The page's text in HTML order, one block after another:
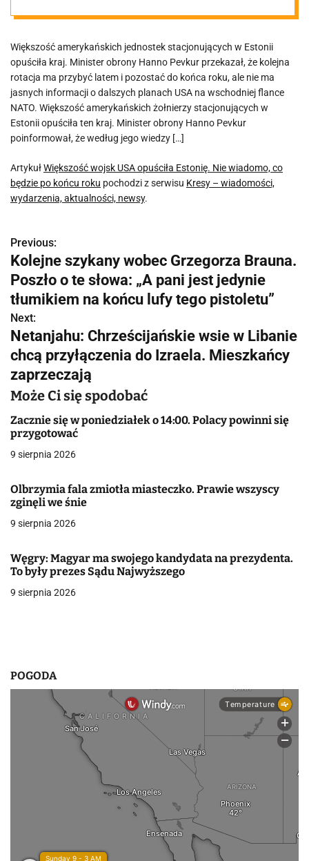
wiadomo, co
będzie po końcu
roku
Większość amerykańskich jednostek stacjonujących w Estonii
opuściła kraj. Minister obrony Hanno Pevkur przekazał, że kolejna
rotacja ma przybyć latem i pozostać do końca roku, ale nie ma
jasnych informacji o dalszych planach USA na wschodniej flance
NATO. Większość amerykańskich żołnierzy stacjonujących w
Estonii opuściła ten kraj. Minister obrony Hanno Pevkur
poinformował, że według jego wiedzy […]
ArtykułWiększość wojsk USA opuściła Estonię. Nie wiadomo, co
będzie po końcu roku pochodzi z serwisu Kresy – wiadomości,
wydarzenia, aktualności, newsy.
N
a
w
i
g
a
c
j
a
w
p
s
u
Previous:
Kolejne szykany wobec Grzegorza Brauna.
Poszło o te słowa: „A pani jest jedynie
tłumikiem na końcu lufy tego pistoletu”
Next:
Netanjahu: Chrześcijańskie wsie w Libanie
chcą przyłączenia do Izraela. Mieszkańcy
zaprzeczają
Może Ci się spodobać
Zacznie się w poniedziałek o 14:00. Polacy powinni się
przygotować
9 sierpnia 2026
Olbrzymia fala zmiotła miasteczko. Prawie wszyscy
zginęli we śnie
9 sierpnia 2026
Węgry: Magyar ma swojego kandydata na prezydenta.
To były prezes Sądu Najwyższego
9 sierpnia 2026
POGODA